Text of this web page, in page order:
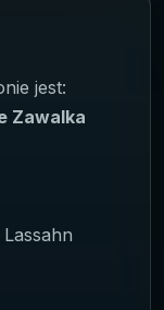
jest:
Zawalka